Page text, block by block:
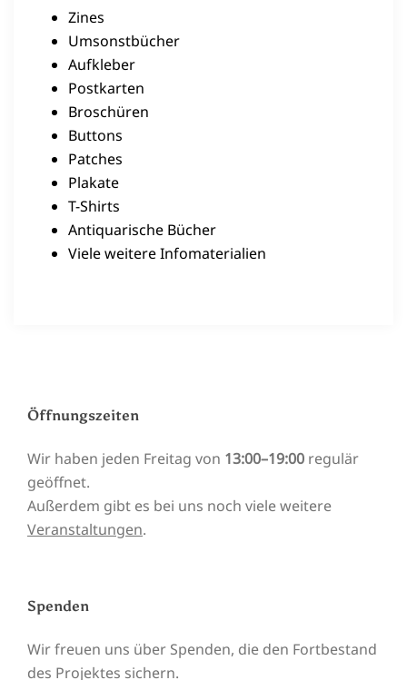
Zines
Umsonstbücher
Aufkleber
Postkarten
Broschüren
Buttons
Patches
Plakate
T-Shirts
Antiquarische Bücher
Viele weitere Infomaterialien
Öffnungszeiten
Wir haben jeden Freitag von 13:00–19:00 regulär
geöffnet.
Außerdem gibt es bei uns noch viele weitere
Veranstaltungen.
Spenden
Wir freuen uns über Spenden, die den Fortbestand
des Projektes sichern.